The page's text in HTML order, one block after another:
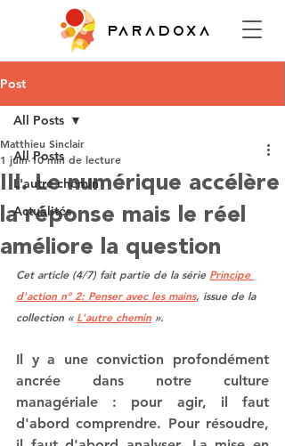
PARADOXA
Post
All Posts
L'autre chemin
Actualités
All Posts
III. Le numérique accélère
la réponse mais le réel
améliore la question
Matthieu Sinclair
1 juin 10 min de lecture
Cet article (4/7) fait partie de la série Principe
d'action n° 2: Penser avec les mains, issue de la
collection « L'autre chemin ».
Il y a une conviction profondément
ancrée dans notre culture
managériale : pour agir, il faut
d'abord comprendre. Pour résoudre,